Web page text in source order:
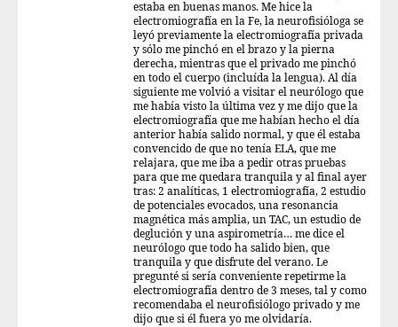
estaba en buenas manos. Me hice la
electromiografía en la Fe, la neurofisióloga se
leyó previamente la electromiografía privada
y sólo me pinchó en el brazo y la pierna
derecha, mientras que el privado me pinchó
en todo el cuerpo (incluída la lengua). Al día
siguiente me volvió a visitar el neurólogo que
me había visto la última vez y me dijo que la
electromiografía que me habían hecho el día
anterior había salido normal, y que él estaba
convencido de que no tenía ELA, que me
relajara, que me iba a pedir otras pruebas
para que me quedara tranquila y al final ayer
tras: 2 analíticas, 1 electromiografía, 2 estudio
de potenciales evocados, una resonancia
magnética más amplia, un TAC, un estudio de
deglución y una aspirometría… me dice el
neurólogo que todo ha salido bien, que
tranquila y que disfrute del verano. Le
pregunté si sería conveniente repetirme la
electromiografía dentro de 3 meses, tal y como
recomendaba el neurofisiólogo privado y me
dijo que si él fuera yo me olvidaría.